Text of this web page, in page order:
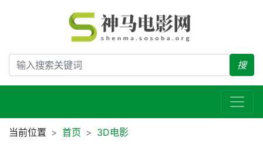
搜
当前位置 首页 3D电影